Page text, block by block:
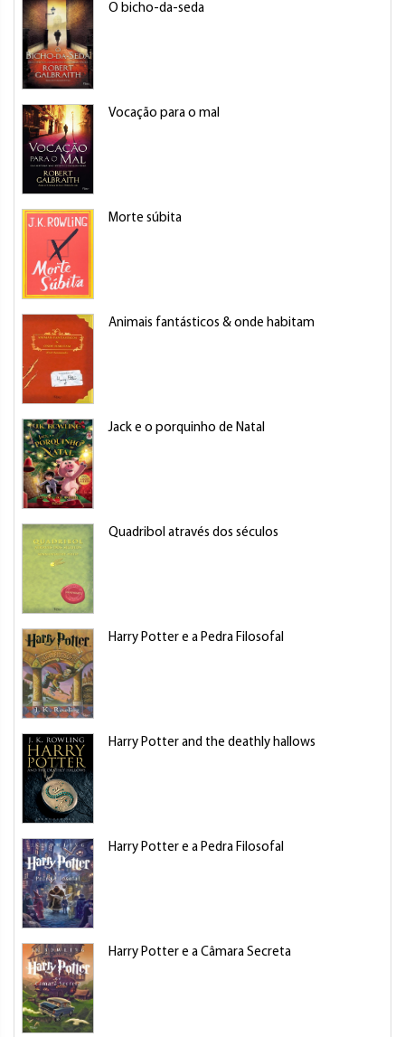
O bicho-da-seda
Vocação para o mal
Morte súbita
Animais fantásticos & onde habitam
Jack e o porquinho de Natal
Quadribol através dos séculos
Harry Potter e a Pedra Filosofal
Harry Potter and the deathly hallows
Harry Potter e a Pedra Filosofal
Harry Potter e a Câmara Secreta